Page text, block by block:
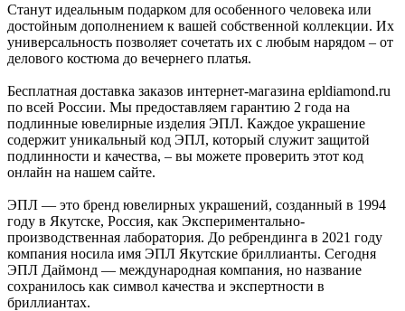
Станут идеальным подарком для особенного человека или
достойным дополнением к вашей собственной коллекции. Их
универсальность позволяет сочетать их с любым нарядом – от
делового костюма до вечернего платья.
Бесплатная доставка заказов интернет-магазина epldiamond.ru
по всей России. Мы предоставляем гарантию 2 года на
подлинные ювелирные изделия ЭПЛ. Каждое украшение
содержит уникальный код ЭПЛ, который служит защитой
подлинности и качества, – вы можете проверить этот код
онлайн на нашем сайте.
ЭПЛ — это бренд ювелирных украшений, созданный в 1994
году в Якутске, Россия, как Экспериментально-
производственная лаборатория. До ребрендинга в 2021 году
компания носила имя ЭПЛ Якутские бриллианты. Сегодня
ЭПЛ Даймонд — международная компания, но название
сохранилось как символ качества и экспертности в
бриллиантах.